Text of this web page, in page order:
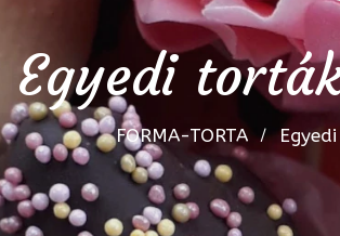
Egyedi
FORMA-TORTA